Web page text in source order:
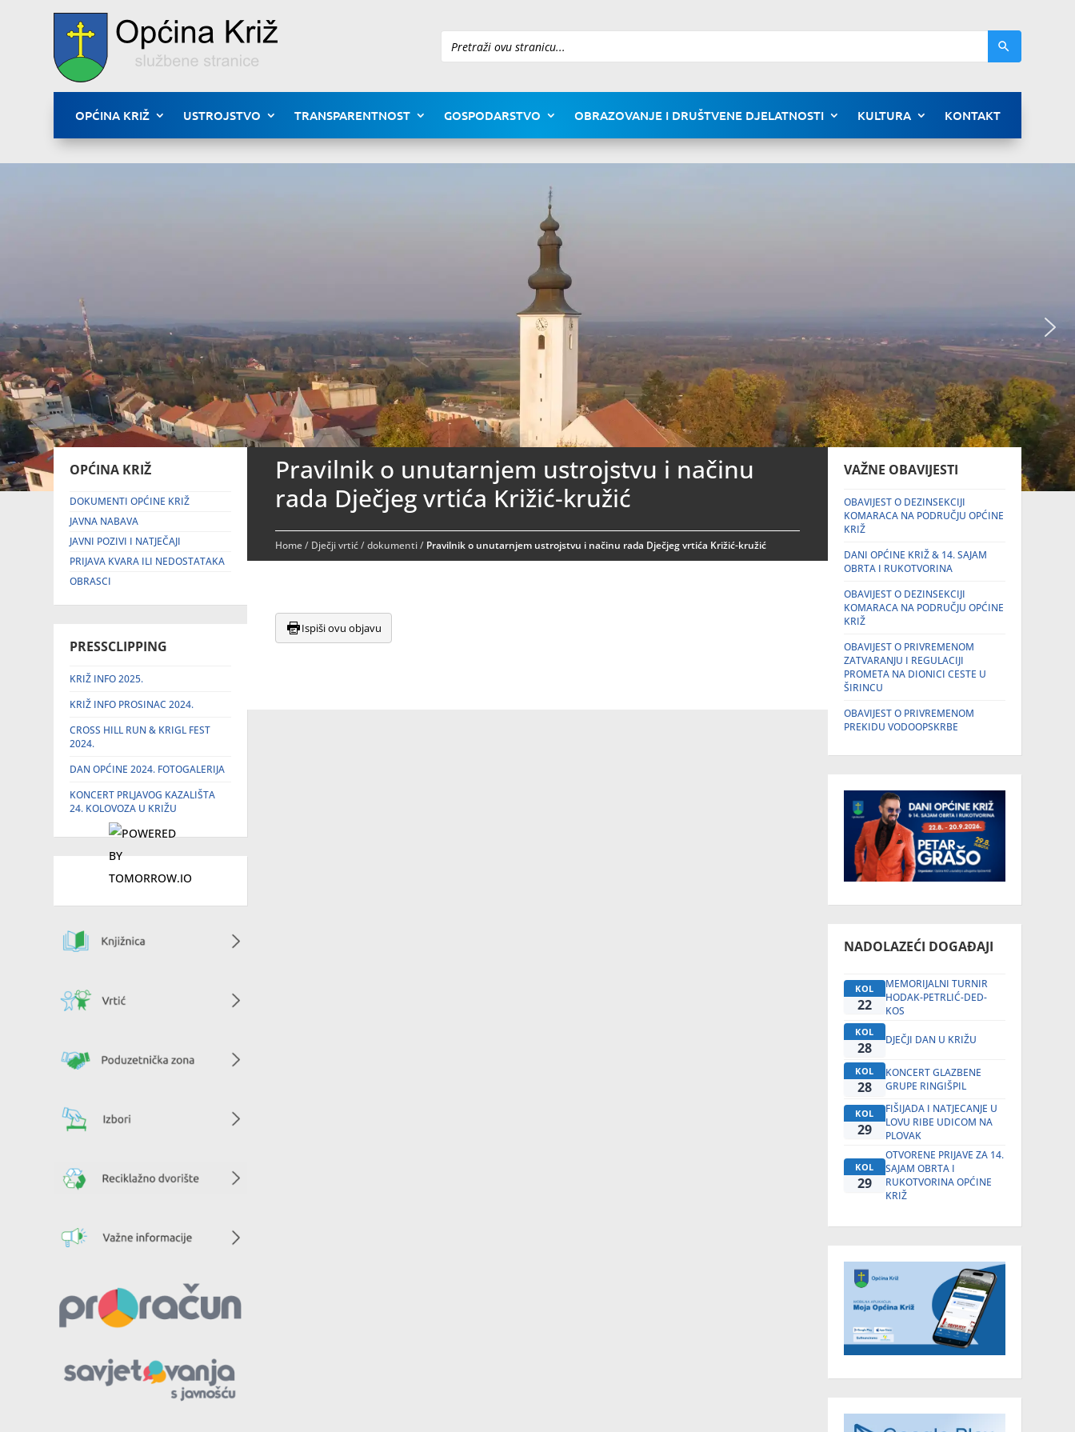
Pretraži
OPĆINA KRIŽ USTROJSTVO TRANSPARENTNOST GOSPODARSTVO OBRAZOVANJE I DRUŠTVENE DJELATNOSTI KULTURA KONTAKT
OPĆINA KRIŽ
DOKUMENTI OPĆINE KRIŽ
JAVNA NABAVA
JAVNI POZIVI I NATJEČAJI
PRIJAVA KVARA ILI NEDOSTATAKA
OBRASCI
PRESSCLIPPING
KRIŽ INFO 2025.
KRIŽ INFO PROSINAC 2024.
CROSS HILL RUN & KRIGL FEST
2024.
DAN OPĆINE 2024. FOTOGALERIJA
KONCERT PRLJAVOG KAZALIŠTA
24. KOLOVOZA U KRIŽU
Pravilnik o unutarnjem ustrojstvu i načinu
rada Dječjeg vrtića Križić-kružić
Home/ Dječji vrtić/dokumenti/ Pravilnik o unutarnjem ustrojstvu i načinu rada Dječjeg vrtića Križić-kružić
Ispiši ovu objavu
VAŽNE OBAVIJESTI
OBAVIJEST O DEZINSEKCIJI
KOMARACA NA PODRUČJU OPĆINE
KRIŽ
DANI OPĆINE KRIŽ & 14. SAJAM
OBRTA I RUKOTVORINA
OBAVIJEST O DEZINSEKCIJI
KOMARACA NA PODRUČJU OPĆINE
KRIŽ
OBAVIJEST O PRIVREMENOM
ZATVARANJU I REGULACIJI
PROMETA NA DIONICI CESTE U
ŠIRINCU
OBAVIJEST O PRIVREMENOM
PREKIDU VODOOPSKRBE
NADOLAZEĆI DOGAĐAJI
KOL
22
MEMORIJALNI TURNIR
HODAK-PETRLIĆ-DED-
KOS
KOL
28 DJEČJI DAN U KRIŽU
KOL
28
KONCERT GLAZBENE
GRUPE RINGIŠPIL
KOL
29
FIŠIJADA I NATJECANJE U
LOVU RIBE UDICOM NA
PLOVAK
KOL
29
OTVORENE PRIJAVE ZA 14.
SAJAM OBRTA I
RUKOTVORINA OPĆINE
KRIŽ